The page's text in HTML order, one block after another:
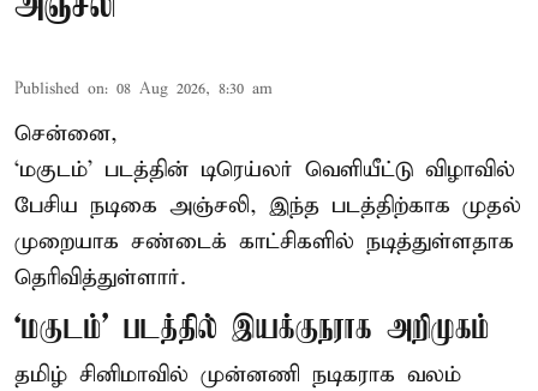
Published on: 08 Aug 2026, 8:30 am
சென்னை,
‘மகுடம்’ படத்தின் டிரெய்லர் வெளியீட்டு விழாவில்
பேசிய நடிகை அஞ்சலி, இந்த படத்திற்காக முதல்
முறையாக சண்டைக் காட்சிகளில் நடித்துள்ளதாக
தெரிவித்துள்ளார்.
‘மகுடம்’ படத்தில் இயக்குநராக அறிமுகம்
தமிழ் சினிமாவில் முன்னணி நடிகராக வலம்